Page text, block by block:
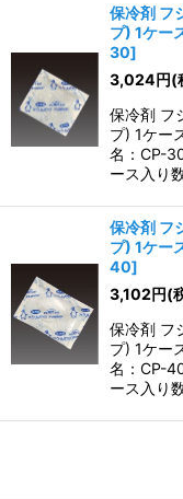
保冷剤 フ
プ) 1ケー
30]
3,024円(
保冷剤 フ
プ) 1ケー
名：CP-
ース入り
保冷剤 フ
プ) 1ケー
40]
3,102円(
保冷剤 フ
プ) 1ケー
名：CP-
ース入り